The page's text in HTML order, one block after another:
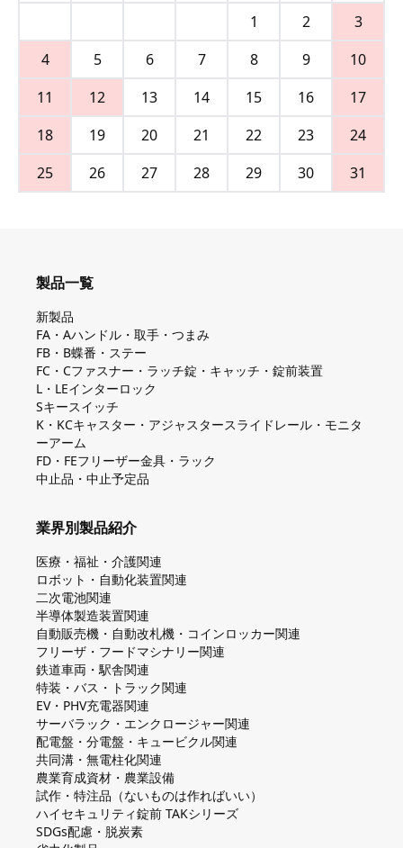
1
2
3
4
5 6 7 8 9
10
11
12 13 14 15 16
17
18
19 20 21 22 23
24
25
26 27 28 29 30 31
製品一覧
新製品
FA・Aハンドル・取手・つまみ
FB・B蝶番・ステー
FC・Cファスナー・ラッチ錠・キャッチ・錠前装置
L・LEインターロック
Sキースイッチ
K・KCキャスター・アジャスタースライドレール・モニタ
ーアーム
FD・FEフリーザー金具・ラック
中止品・中止予定品
業界別製品紹介
医療・福祉・介護関連
ロボット・自動化装置関連
二次電池関連
半導体製造装置関連
自動販売機・自動改札機・コインロッカー関連
フリーザ・フードマシナリー関連
鉄道車両・駅舎関連
特装・バス・トラック関連
EV・PHV充電器関連
サーバラック・エンクロージャー関連
配電盤・分電盤・キュービクル関連
共同溝・無電柱化関連
農業育成資材・農業設備
試作・特注品（ないものは作ればいい）
ハイセキュリティ錠前 TAKシリーズ
SDGs配慮・脱炭素